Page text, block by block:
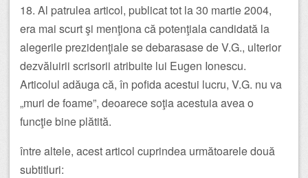
18. Al patrulea articol, publicat tot la 30 martie 2004,
era mai scurt şi menţiona că potenţiala candidată la
alegerile prezidenţiale se debarasase de V.G., ulterior
dezvăluirii scrisorii atribuite lui Eugen Ionescu.
Articolul adăuga că, în pofida acestui lucru, V.G. nu va
„muri de foame”, deoarece soţia acestuia avea o
funcţie bine plătită.
între altele, acest articol cuprindea următoarele două
subtitluri: